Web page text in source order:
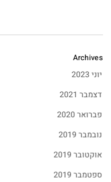
Archives
יוני 2023
דצמבר 2021
פברואר 2020
נובמבר 2019
אוקטובר 2019
ספטמבר 2019